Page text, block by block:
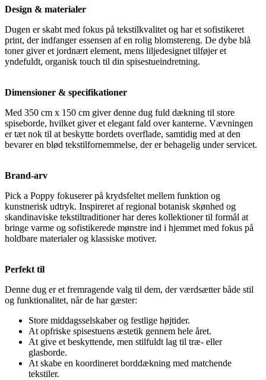
Design & materialer
Dugen er skabt med fokus på tekstilkvalitet og har et sofistikeret
print, der indfanger essensen af en rolig blomstereng. De dybe blå
toner giver et jordnært element, mens liljedesignet tilføjer et
yndefuldt, organisk touch til din spisestueindretning.
Dimensioner & specifikationer
Med 350 cm x 150 cm giver denne dug fuld dækning til store
spiseborde, hvilket giver et elegant fald over kanterne. Vævningen
er tæt nok til at beskytte bordets overflade, samtidig med at den
bevarer en blød tekstilfornemmelse, der er behagelig under servicet.
Brand-arv
Pick a Poppy fokuserer på krydsfeltet mellem funktion og
kunstnerisk udtryk. Inspireret af regional botanisk skønhed og
skandinaviske tekstiltraditioner har deres kollektioner til formål at
bringe varme og sofistikerede mønstre ind i hjemmet med fokus på
holdbare materialer og klassiske motiver.
Perfekt til
Denne dug er et fremragende valg til dem, der værdsætter både stil
og funktionalitet, når de har gæster:
Store middagsselskaber og festlige højtider.
At opfriske spisestuens æstetik gennem hele året.
At give et beskyttende, men stilfuldt lag til træ- eller
glasborde.
At skabe en koordineret borddækning med matchende
tekstiler.